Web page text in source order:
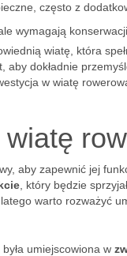
często z
wymagają
wiatę, która
aby dokładnie
w wiatę
aby zapewnić jej
, który będzie
warto rozważyć
umiejscowiona w